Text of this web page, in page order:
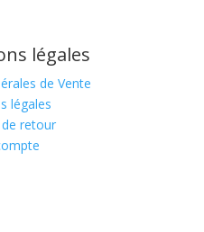
légales
de Vente
légales
retour